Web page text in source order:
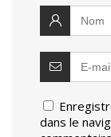
dans le